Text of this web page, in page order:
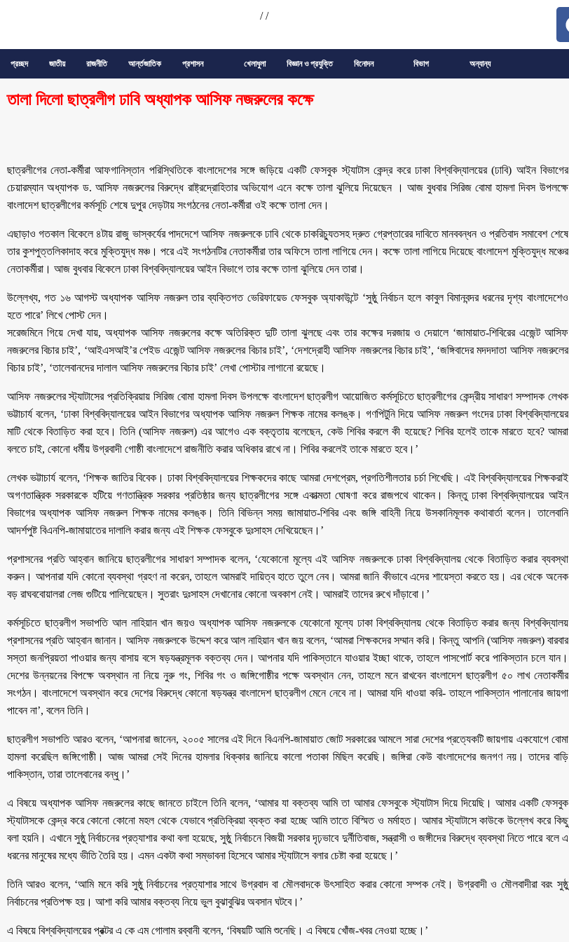
//
প্রচ্ছদ জাতীয় রাজনীতি আর্ন্তজাতিক প্রশাসন খেলাধুলা বিজ্ঞান ও প্রযুক্তি বিনোদন বিভাগ অন্যান্য
তালা দিলো ছাত্রলীগ ঢাবি অধ্যাপক আসিফ নজরুলের কক্ষে
ছাত্রলীগের নেতা-কর্মীরা আফগানিস্তান পরিস্থিতিকে বাংলাদেশের সঙ্গে জড়িয়ে একটি ফেসবুক স্ট্যাটাস কেন্দ্র করে ঢাকা বিশ্ববিদ্যালয়ের (ঢাবি) আইন বিভাগের
চেয়ারম্যান অধ্যাপক ড. আসিফ নজরুলের বিরুদ্ধে রাষ্ট্রদ্রোহিতার অভিযোগ এনে কক্ষে তালা ঝুলিয়ে দিয়েছেন । আজ বুধবার সিরিজ বোমা হামলা দিবস উপলক্ষে
বাংলাদেশ ছাত্রলীগের কর্মসূচি শেষে দুপুর দেড়টায় সংগঠনের নেতা-কর্মীরা ওই কক্ষে তালা দেন।
এছাড়াও গতকাল বিকেলে ৪টায় রাজু ভাস্কর্যের পাদদেশে আসিফ নজরুলকে ঢাবি থেকে চাকরিচ্যুতসহ দ্রুত গ্রেপ্তারের দাবিতে মানববন্ধন ও প্রতিবাদ সমাবেশ শেষে
তার কুশপুত্তলিকাদাহ করে মুক্তিযুদ্ধ মঞ্চ। পরে এই সংগঠনটির নেতাকর্মীরা তার অফিসে তালা লাগিয়ে দেন। কক্ষে তালা লাগিয়ে দিয়েছে বাংলাদেশ মুক্তিযুদ্ধ মঞ্চের
নেতাকর্মীরা। আজ বুধবার বিকেলে ঢাকা বিশ্ববিদ্যালয়ের আইন বিভাগে তার কক্ষে তালা ঝুলিয়ে দেন তারা।
উল্লেখ্য, গত ১৬ আগস্ট অধ্যাপক আসিফ নজরুল তার ব্যক্তিগত ভেরিফায়েড ফেসবুক অ্যাকাউন্টে ‘সুষ্ঠু নির্বাচন হলে কাবুল বিমানবন্দর ধরনের দৃশ্য বাংলাদেশেও
হতে পারে’ লিখে পোস্ট দেন।
সরেজমিনে গিয়ে দেখা যায়, অধ্যাপক আসিফ নজরুলের কক্ষে অতিরিক্ত দুটি তালা ঝুলছে এবং তার কক্ষের দরজায় ও দেয়ালে ‘জামায়াত-শিবিরের এজেন্ট আসিফ
নজরুলের বিচার চাই’, ‘আইএসআই’র পেইড এজেন্ট আসিফ নজরুলের বিচার চাই’, ‘দেশদ্রোহী আসিফ নজরুলের বিচার চাই’, ‘জঙ্গিবাদের মদদদাতা আসিফ নজরুলের
বিচার চাই’, ‘তালেবানদের দালাল আসিফ নজরুলের বিচার চাই’ লেখা পোস্টার লাগানো রয়েছে।
আসিফ নজরুলের স্ট্যাটাসের প্রতিক্রিয়ায় সিরিজ বোমা হামলা দিবস উপলক্ষে বাংলাদেশ ছাত্রলীগ আয়োজিত কর্মসূচিতে ছাত্রলীগের কেন্দ্রীয় সাধারণ সম্পাদক লেখক
ভট্টাচার্য বলেন, ‘ঢাকা বিশ্ববিদ্যালয়ের আইন বিভাগের অধ্যাপক আসিফ নজরুল শিক্ষক নামের কলঙ্ক। গণপিটুনি দিয়ে আসিফ নজরুল গংদের ঢাকা বিশ্ববিদ্যালয়ের
মাটি থেকে বিতাড়িত করা হবে। তিনি (আসিফ নজরুল) এর আগেও এক বক্তৃতায় বলেছেন, কেউ শিবির করলে কী হয়েছে? শিবির হলেই তাকে মারতে হবে? আমরা
বলতে চাই, কোনো ধর্মীয় উগ্রবাদী গোষ্ঠী বাংলাদেশে রাজনীতি করার অধিকার রাখে না। শিবির করলেই তাকে মারতে হবে।’
লেখক ভট্টাচার্য বলেন, ‘শিক্ষক জাতির বিবেক। ঢাকা বিশ্ববিদ্যালয়ের শিক্ষকদের কাছে আমরা দেশপ্রেম, প্রগতিশীলতার চর্চা শিখেছি। এই বিশ্ববিদ্যালয়ের শিক্ষকরাই
অগণতান্ত্রিক সরকারকে হটিয়ে গণতান্ত্রিক সরকার প্রতিষ্ঠার জন্য ছাত্রলীগের সঙ্গে একাত্মতা ঘোষণা করে রাজপথে থাকেন। কিন্তু ঢাকা বিশ্ববিদ্যালয়ের আইন
বিভাগের অধ্যাপক আসিফ নজরুল শিক্ষক নামের কলঙ্ক। তিনি বিভিন্ন সময় জামায়াত-শিবির এবং জঙ্গি বাহিনী নিয়ে উসকানিমূলক কথাবার্তা বলেন। তালেবানি
আদর্শপুষ্ট বিএনপি-জামায়াতের দালালি করার জন্য এই শিক্ষক ফেসবুকে দুঃসাহস দেখিয়েছেন।’
প্রশাসনের প্রতি আহ্বান জানিয়ে ছাত্রলীগের সাধারণ সম্পাদক বলেন, ‘যেকোনো মূল্যে এই আসিফ নজরুলকে ঢাকা বিশ্ববিদ্যালয় থেকে বিতাড়িত করার ব্যবস্থা
করুন। আপনারা যদি কোনো ব্যবস্থা গ্রহণ না করেন, তাহলে আমরাই দায়িত্ব হাতে তুলে নেব। আমরা জানি কীভাবে এদের শায়েস্তা করতে হয়। এর থেকে অনেক
বড় রাঘববোয়ালরা লেজ গুটিয়ে পালিয়েছেন। সুতরাং দুঃসাহস দেখানোর কোনো অবকাশ নেই। আমরাই তাদের রুখে দাঁড়াবো।’
কর্মসূচিতে ছাত্রলীগ সভাপতি আল নাহিয়ান খান জয়ও অধ্যাপক আসিফ নজরুলকে যেকোনো মূল্যে ঢাকা বিশ্ববিদ্যালয় থেকে বিতাড়িত করার জন্য বিশ্ববিদ্যালয়
প্রশাসনের প্রতি আহ্বান জানান। আসিফ নজরুলকে উদ্দেশ করে আল নাহিয়ান খান জয় বলেন, ‘আমরা শিক্ষকদের সম্মান করি। কিন্তু আপনি (আসিফ নজরুল) বারবার
সস্তা জনপ্রিয়তা পাওয়ার জন্য বাসায় বসে ষড়যন্ত্রমূলক বক্তব্য দেন। আপনার যদি পাকিস্তানে যাওয়ার ইচ্ছা থাকে, তাহলে পাসপোর্ট করে পাকিস্তান চলে যান।
দেশের উন্নয়নের বিপক্ষে অবস্থান না নিয়ে নুরু গং, শিবির গং ও জঙ্গিগোষ্ঠীর পক্ষে অবস্থান নেন, তাহলে মনে রাখবেন বাংলাদেশ ছাত্রলীগ ৫০ লাখ নেতাকর্মীর
সংগঠন। বাংলাদেশে অবস্থান করে দেশের বিরুদ্ধে কোনো ষড়যন্ত্র বাংলাদেশ ছাত্রলীগ মেনে নেবে না। আমরা যদি ধাওয়া করি- তাহলে পাকিস্তান পালানোর জায়গা
পাবেন না’, বলেন তিনি।
ছাত্রলীগ সভাপতি আরও বলেন, ‘আপনারা জানেন, ২০০৫ সালের এই দিনে বিএনপি-জামায়াত জোট সরকারের আমলে সারা দেশের প্রত্যেকটি জায়গায় একযোগে বোমা
হামলা করেছিল জঙ্গিগোষ্ঠী। আজ আমরা সেই দিনের হামলার ধিক্কার জানিয়ে কালো পতাকা মিছিল করেছি। জঙ্গিরা কেউ বাংলাদেশের জনগণ নয়। তাদের বাড়ি
পাকিস্তান, তারা তালেবানের বন্ধু।’
এ বিষয়ে অধ্যাপক আসিফ নজরুলের কাছে জানতে চাইলে তিনি বলেন, ‘আমার যা বক্তব্য আমি তা আমার ফেসবুকে স্ট্যাটাস দিয়ে দিয়েছি। আমার একটি ফেসবুক
স্ট্যাটাসকে কেন্দ্র করে কোনো কোনো মহল থেকে যেভাবে প্রতিক্রিয়া ব্যক্ত করা হচ্ছে আমি তাতে বিস্মিত ও মর্মাহত। আমার স্ট্যাটাসে কাউকে উল্লেখ করে কিছু
বলা হয়নি। এখানে সুষ্ঠু নির্বাচনের প্রত্যাশার কথা বলা হয়েছে, সুষ্ঠু নির্বাচনে বিজয়ী সরকার দৃঢ়ভাবে দুর্নীতিবাজ, সন্ত্রাসী ও জঙ্গীদের বিরুদ্ধে ব্যবস্থা নিতে পারে বলে এ
ধরনের মানুষের মধ্যে ভীতি তৈরি হয়। এমন একটা কথা সম্ভাবনা হিসেবে আমার স্ট্যাটাসে বলার চেষ্টা করা হয়েছে।’
তিনি আরও বলেন, ‘আমি মনে করি সুষ্ঠু নির্বাচনের প্রত্যাশার সাথে উগ্রবাদ বা মৌলবাদকে উৎসাহিত করার কোনো সম্পক নেই। উগ্রবাদী ও মৌলবাদীরা বরং সুষ্ঠু
নির্বাচনের প্রতিপক্ষ হয়। আশা করি আমার বক্তব্য নিয়ে ভুল বুঝাবুঝির অবসান ঘটবে।’
এ বিষয়ে বিশ্ববিদ্যালয়ের প্রক্টর এ কে এম গোলাম রব্বানী বলেন, ‘বিষয়টি আমি শুনেছি। এ বিষয়ে খোঁজ-খবর নেওয়া হচ্ছে।’